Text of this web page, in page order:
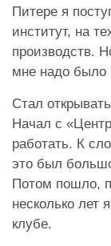
Питере я
институт, на
производств.
мне надо было
Стал
Начал с
работать. К
это был
Потом пошло,
несколько лет
клубе.